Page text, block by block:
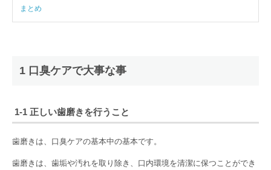
まとめ
1 口臭ケアで大事な事
1-1 正しい歯磨きを行うこと
歯磨きは、口臭ケアの基本中の基本です。
歯磨きは、歯垢や汚れを取り除き、口内環境を清潔に保つことができ